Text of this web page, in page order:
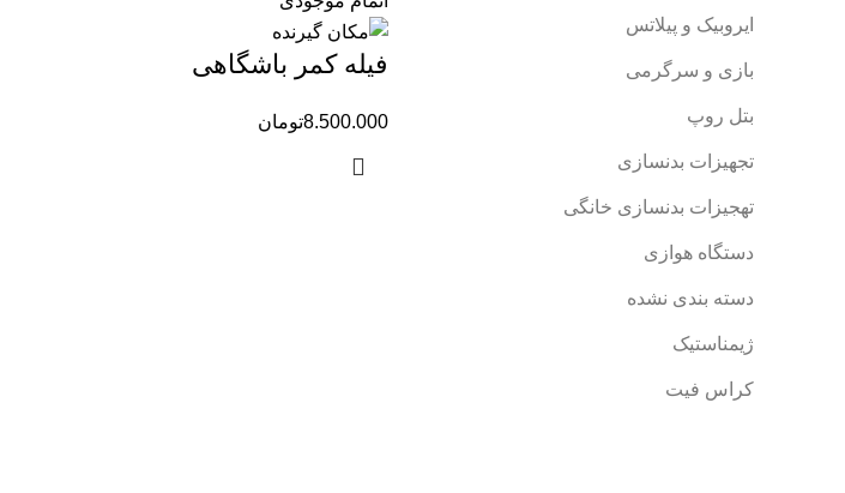
ایروبیک و پیلاتس
بازی و سرگرمی
بتل روپ
تجهیزات بدنسازی
تهجیزات بدنسازی خانگی
دستگاه هوازی
دسته بندی نشده
ژیمناستیک
کراس فیت
فیله کمر باشگاهی
تومان8.500.000